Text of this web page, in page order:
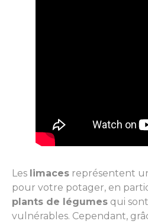
Les limaces représentent
pour votre potager, en
plants de légumes qui
vulnérables. Cependant,